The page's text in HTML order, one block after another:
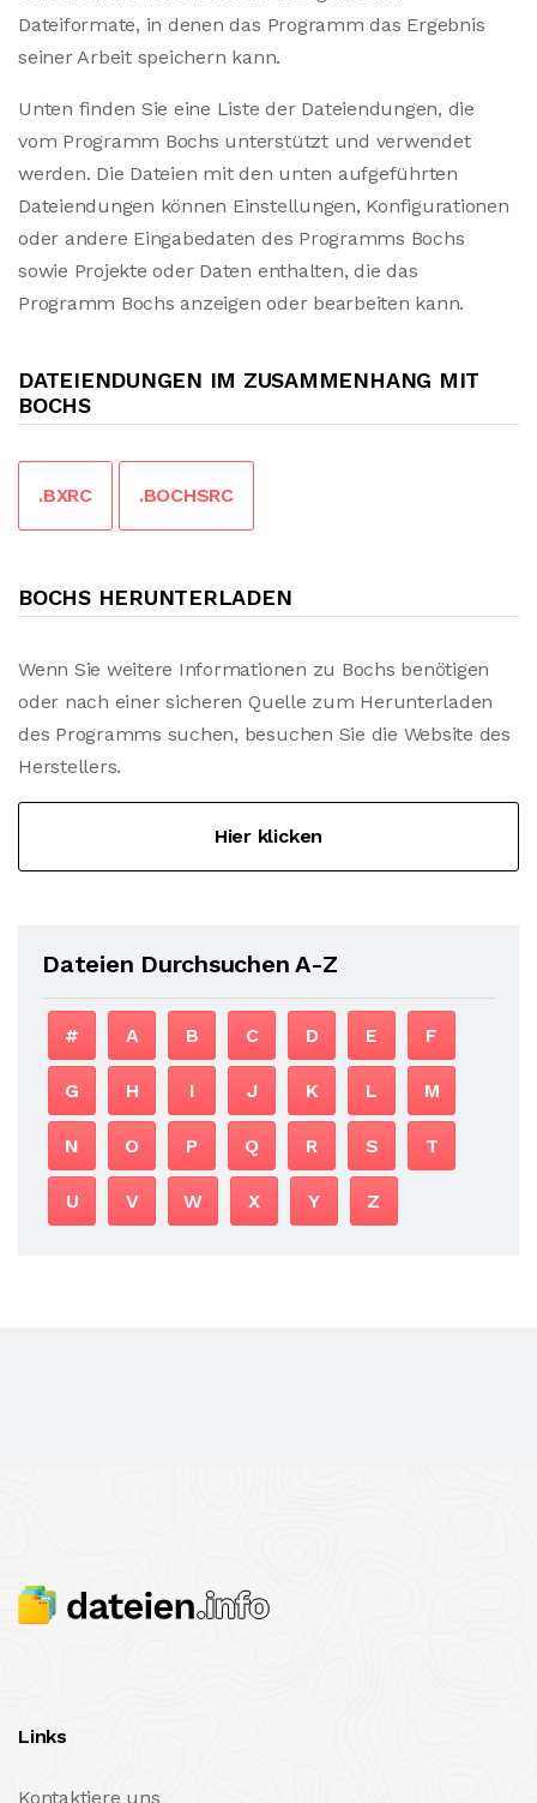
Dateiformate, in denen das Programm das Ergebnis
seiner Arbeit speichern kann.
Unten finden Sie eine Liste der Dateiendungen, die
vom Programm Bochs unterstützt und verwendet
werden. Die Dateien mit den unten aufgeführten
Dateiendungen können Einstellungen, Konfigurationen
oder andere Eingabedaten des Programms Bochs
sowie Projekte oder Daten enthalten, die das
Programm Bochs anzeigen oder bearbeiten kann.
DATEIENDUNGEN IM ZUSAMMENHANG MIT
BOCHS
.BXRC .BOCHSRC
BOCHS HERUNTERLADEN
Wenn Sie weitere Informationen zu Bochs benötigen
oder nach einer sicheren Quelle zum Herunterladen
des Programms suchen, besuchen Sie die Website des
Herstellers.
Hier klicken
Dateien Durchsuchen A-Z
# A B C D E F
G H I J K L M
N O P Q R S T
U V W X Y Z
Links
Kontaktiere uns